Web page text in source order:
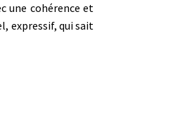
une cohérence et
expressif, qui sait